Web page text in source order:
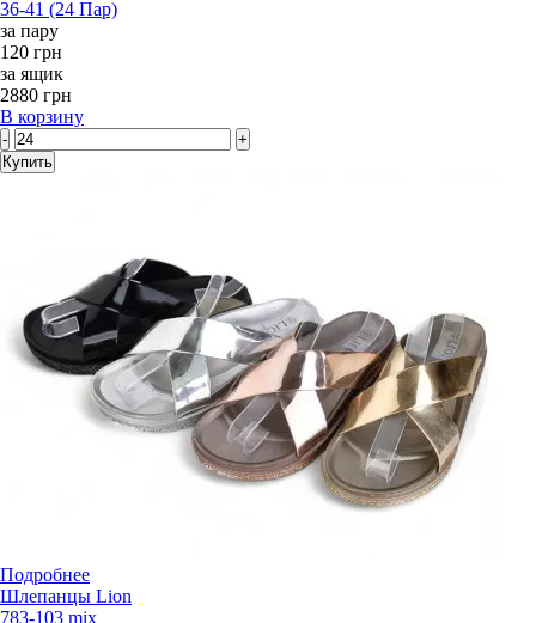
36-41 (24 Пар)
за пару
120 грн
за ящик
2880 грн
В корзину
-
+
Купить
Подробнее
Шлепанцы Lion
783-103 mix